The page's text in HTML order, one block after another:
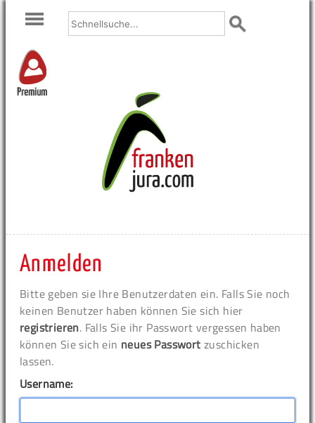
Premium
Anmelden
Bitte geben sie Ihre Benutzerdaten ein. Falls Sie noch
keinen Benutzer haben können Sie sich hier
registrieren. Falls Sie ihr Passwort vergessen haben
können Sie sich ein neues Passwort zuschicken
lassen.
Username: